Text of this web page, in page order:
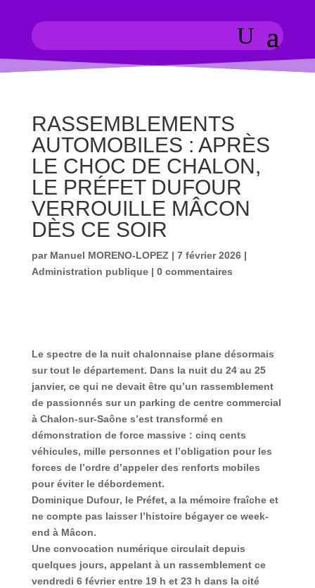
RASSEMBLEMENTS
AUTOMOBILES : APRÈS
LE CHOC DE CHALON,
LE PRÉFET DUFOUR
VERROUILLE MÂCON
DÈS CE SOIR
par Manuel MORENO-LOPEZ| 7 février 2026|
Administration publique| 0 commentaires
Le spectre de la nuit chalonnaise plane désormais
sur tout le département. Dans la nuit du 24 au 25
janvier, ce qui ne devait être qu’un rassemblement
de passionnés sur un parking de centre commercial
à Chalon-sur-Saône s’est transformé en
démonstration de force massive : cinq cents
véhicules, mille personnes et l’obligation pour les
forces de l’ordre d’appeler des renforts mobiles
pour éviter le débordement.
Dominique Dufour, le Préfet, a la mémoire fraîche et
ne compte pas laisser l’histoire bégayer ce week-
end à Mâcon.
Une convocation numérique circulait depuis
quelques jours, appelant à un rassemblement ce
vendredi 6 février entre 19 h et 23 h dans la cité